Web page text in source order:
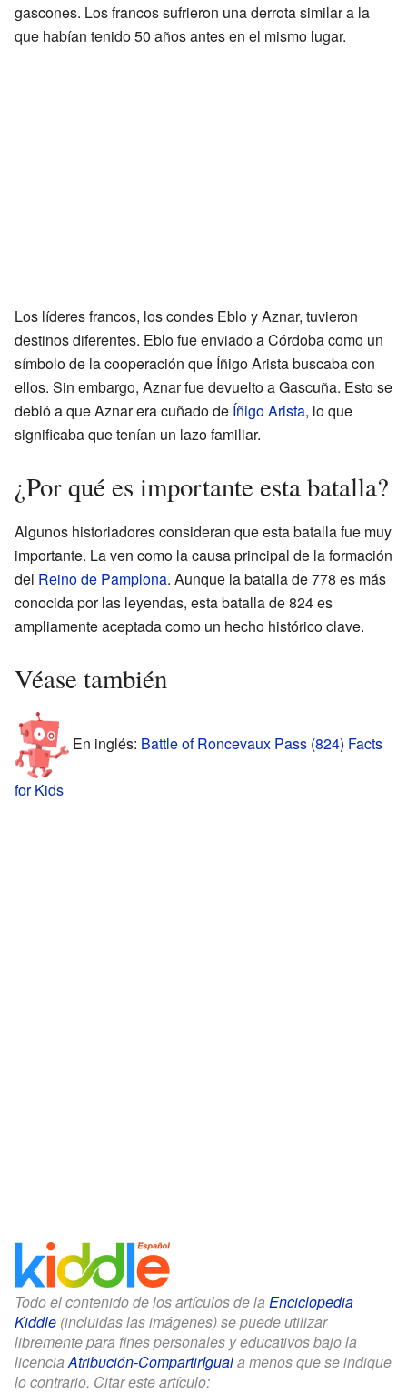
gascones. Los francos sufrieron una derrota similar a la
que habían tenido 50 años antes en el mismo lugar.
Los líderes francos, los condes Eblo y Aznar, tuvieron
destinos diferentes. Eblo fue enviado a Córdoba como un
símbolo de la cooperación que Íñigo Arista buscaba con
ellos. Sin embargo, Aznar fue devuelto a Gascuña. Esto se
debió a que Aznar era cuñado de Íñigo Arista, lo que
significaba que tenían un lazo familiar.
¿Por qué es importante esta batalla?
Algunos historiadores consideran que esta batalla fue muy
importante. La ven como la causa principal de la formación
del Reino de Pamplona. Aunque la batalla de 778 es más
conocida por las leyendas, esta batalla de 824 es
ampliamente aceptada como un hecho histórico clave.
Véase también
En inglés: Battle of Roncevaux Pass (824) Facts
for Kids
Todo el contenido de los artículos de la Enciclopedia
Kiddle (incluidas las imágenes) se puede utilizar
libremente para fines personales y educativos bajo la
licenciaAtribución-CompartirIguala menos que se indique
lo contrario. Citar este artículo: